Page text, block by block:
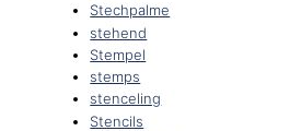
Stechpalme
stehend
Stempel
stemps
stenceling
Stencils